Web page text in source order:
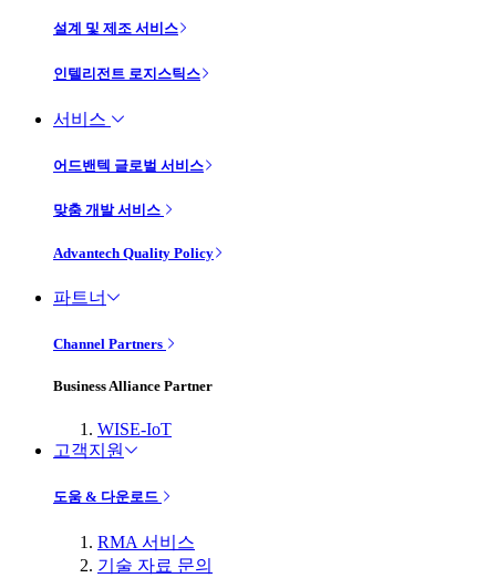
설계 및 제조 서비스
인텔리전트 로지스틱스
서비스
어드밴텍 글로벌 서비스
맞춤 개발 서비스
Advantech Quality Policy
파트너
Channel Partners
Business Alliance Partner
WISE-IoT
고객지원
도움 & 다운로드
RMA 서비스
기술 자료 문의